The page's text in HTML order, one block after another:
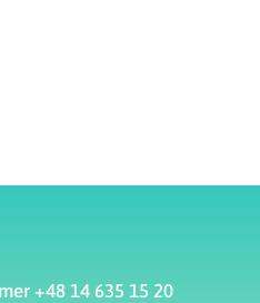
+48 14 635 15 20